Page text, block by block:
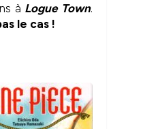
à Logue Town.
le cas !